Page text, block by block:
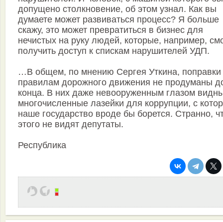
допущено столкновение, об этом узнал. Как вы
думаете может развиваться процесс? Я больше
скажу, это может превратиться в бизнес для
нечистых на руку людей, которые, например,
получить доступ к спискам нарушителей УДП.
…В общем, по мнению Сергея Уткина, поправки
правилам дорожного движения не продуманы
конца. В них даже невооруженным глазом
многочисленные лазейки для коррупции, с
наше государство вроде бы борется. Странно,
этого не видят депутаты.
Республика